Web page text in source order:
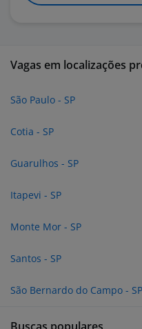
Vagas em localizações
São Paulo - SP
Cotia - SP
Guarulhos - SP
Itapevi - SP
Monte Mor - SP
Santos - SP
São Bernardo do Campo - SP